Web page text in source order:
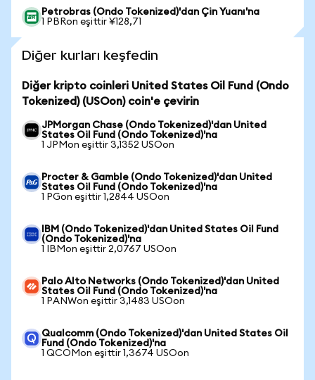
Petrobras (Ondo Tokenized)'dan Çin Yuanı'na
1 PBRon eşittir ¥128,71
Diğer kurları keşfedin
Diğer kripto coinleri United States Oil Fund (Ondo
Tokenized) (USOon) coin'e çevirin
JPMorgan Chase (Ondo Tokenized)'dan United
States Oil Fund (Ondo Tokenized)'na
1 JPMon eşittir 3,1352 USOon
Procter & Gamble (Ondo Tokenized)'dan United
States Oil Fund (Ondo Tokenized)'na
1 PGon eşittir 1,2844 USOon
IBM (Ondo Tokenized)'dan United States Oil Fund
(Ondo Tokenized)'na
1 IBMon eşittir 2,0767 USOon
Palo Alto Networks (Ondo Tokenized)'dan United
States Oil Fund (Ondo Tokenized)'na
1 PANWon eşittir 3,1483 USOon
Qualcomm (Ondo Tokenized)'dan United States Oil
Fund (Ondo Tokenized)'na
1 QCOMon eşittir 1,3674 USOon